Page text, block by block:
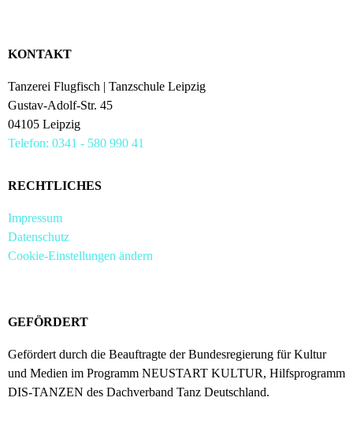
KONTAKT
Tanzerei Flugfisch | Tanzschule Leipzig
Gustav-Adolf-Str. 45
04105 Leipzig
Telefon: 0341 - 580 990 41
RECHTLICHES
Impressum
Datenschutz
Cookie-Einstellungen ändern
GEFÖRDERT
Gefördert durch die Beauftragte der Bundesregierung für Kultur
und Medien im Programm NEUSTART KULTUR, Hilfsprogramm
DIS-TANZEN des Dachverband Tanz Deutschland.